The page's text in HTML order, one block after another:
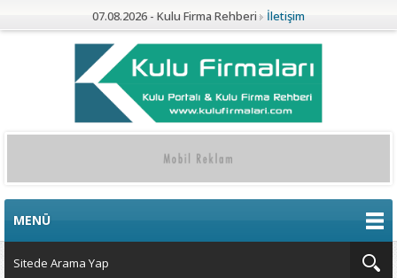
07.08.2026 - Kulu Firma Rehberi İletişim
MENÜ